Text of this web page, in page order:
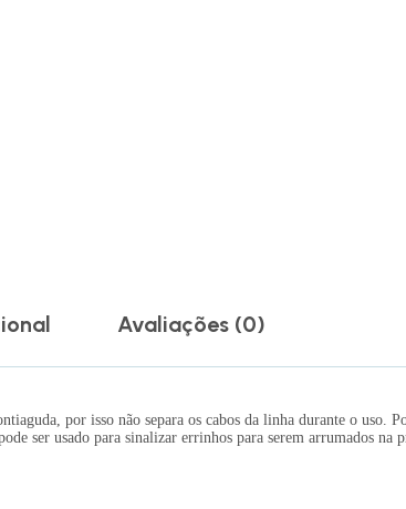
Avaliações (0)
por isso não separa os cabos da linha durante o uso.
ser usado para sinalizar errinhos para serem arrumados na